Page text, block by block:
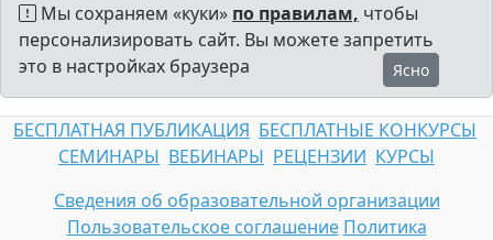
Мы сохраняем «куки» по правилам, чтобы
персонализировать сайт. Вы можете запретить
это в настройках браузера
Ясно
БЕСПЛАТНАЯ ПУБЛИКАЦИЯ БЕСПЛАТНЫЕ КОНКУРСЫ
СЕМИНАРЫ ВЕБИНАРЫ РЕЦЕНЗИИ КУРСЫ
Сведения об образовательной организации
Пользовательское соглашение Политика